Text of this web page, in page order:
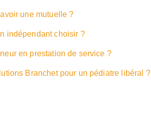
une mutuelle ?
indépendant choisir ?
en prestation de service ?
Branchet pour un pédiatre libéral ?